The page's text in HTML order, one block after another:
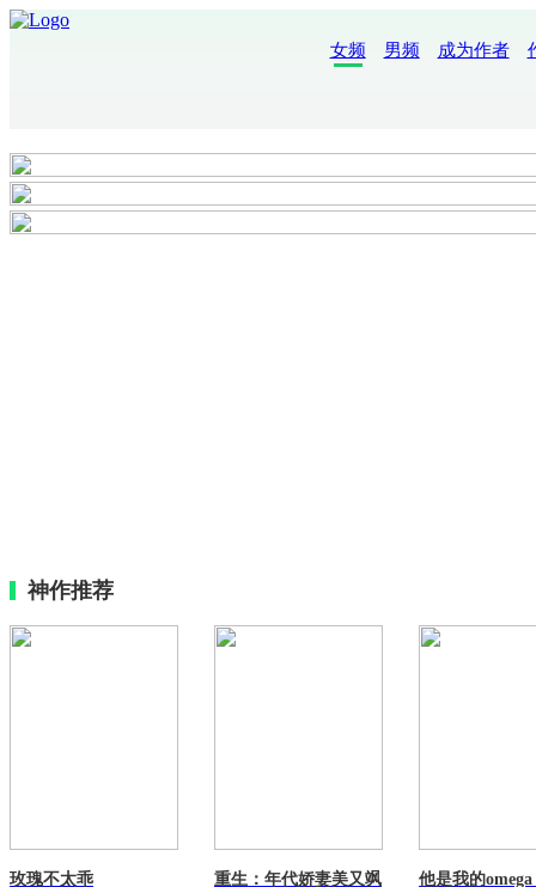
女频 男频 成为作者
神作推荐
玫瑰不太乖 重生：年代娇妻美又飒